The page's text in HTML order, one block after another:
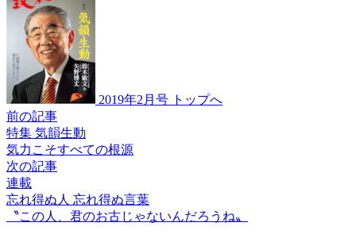
2019年2月号 トップへ
前の記事
特集 気韻生動
気力こそすべての根源
次の記事
連載
忘れ得ぬ人 忘れ得ぬ言葉
〝この人、 君のお古じゃないんだろうね〟